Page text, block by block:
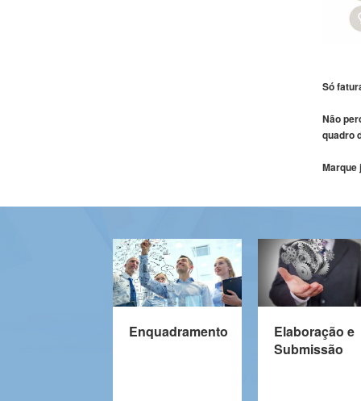
Só
Não
quadro
Marque
Enquadramento
Elaboração e
Submissão